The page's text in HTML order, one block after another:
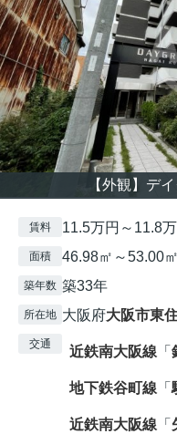
【外観】デ
賃料 11.5万円～11.8
面積 46.98㎡～53.00㎡
築年数 築33年
所在地 大阪府大阪市東
交通 近鉄南大阪線 「
地下鉄谷町線 「
近鉄南大阪線 「